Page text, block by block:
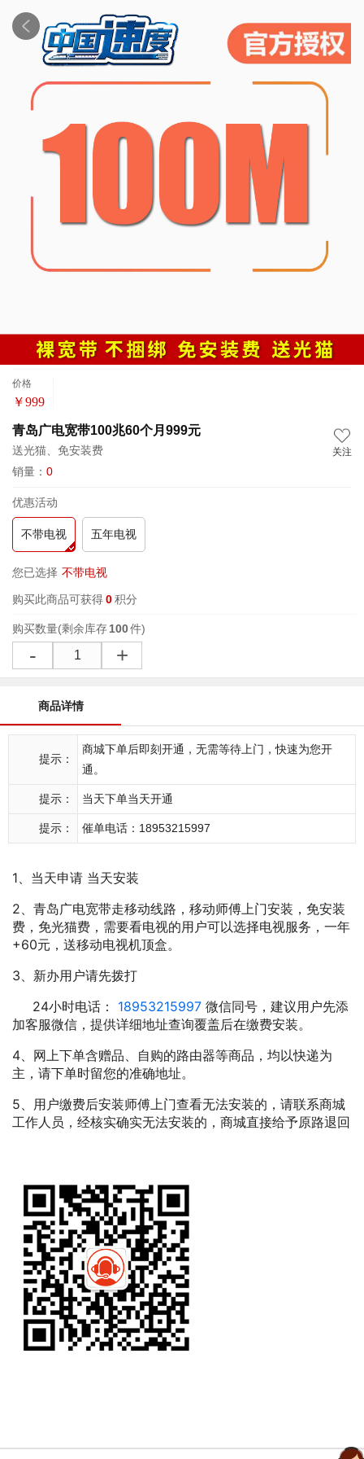
价格
￥999
青岛广电宽带100兆60个月999元
送光猫、免安装费 关注
销量： 0
优惠活动
不带电视 五年电视
您已选择 不带电视
购买此商品可获得0积分
购买数量(剩余库存100件)
- +
商品详情
提示：
商城下单后即刻开通，无需等待上门，快速为您开
通。
提示： 当天下单当天开通
提示： 催单电话：18953215997
1、当天申请 当天安装
2、青岛广电宽带走移动线路，移动师傅上门安装，免安装
费，免光猫费，需要看电视的用户可以选择电视服务，一年
+60元，送移动电视机顶盒。
3、新办用户请先拨打
24小时电话： 18953215997 微信同号，建议用户先添
加客服微信，提供详细地址查询覆盖后在缴费安装。
4、网上下单含赠品、自购的路由器等商品，均以快递为
主，请下单时留您的准确地址。
5、用户缴费后安装师傅上门查看无法安装的，请联系商城
工作人员，经核实确实无法安装的，商城直接给予原路退回